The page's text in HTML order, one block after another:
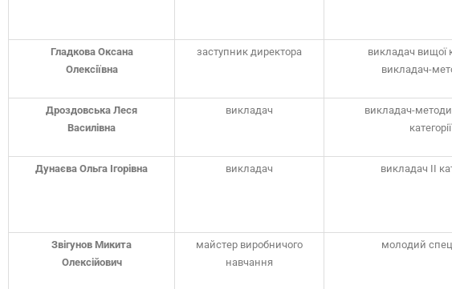
Гладкова Оксана
Олексіївна
заступник директора
викладач вищої
викладач-
Дроздовська Леся
Василівна
викладач
викладач-
категорії
Дунаєва Ольга Ігорівна викладач викладач ІІ
Звігунов Микита
Олексійович
майстер виробничого
навчання
молодий